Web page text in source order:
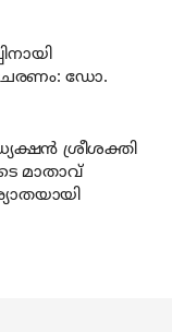
ഡോ.
ശ്രീശക്തി
മാതാവ്